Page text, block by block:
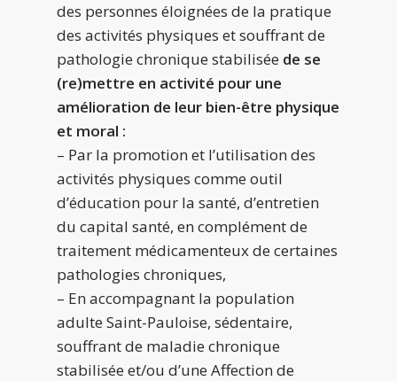
des personnes éloignées de la pratique
des activités physiques et souffrant de
pathologie chronique stabilisée de se
(re)mettre en activité pour une
amélioration de leur bien-être physique
et moral :
– Par la promotion et l’utilisation des
activités physiques comme outil
d’éducation pour la santé, d’entretien
du capital santé, en complément de
traitement médicamenteux de certaines
pathologies chroniques,
– En accompagnant la population
adulte Saint-Pauloise, sédentaire,
souffrant de maladie chronique
stabilisée et/ou d’une Affection de